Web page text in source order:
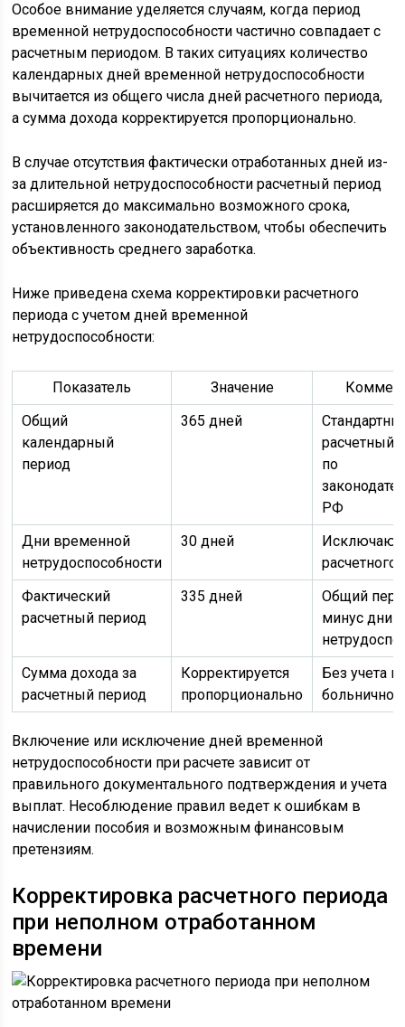
Особое внимание уделяется случаям, когда период
временной нетрудоспособности частично совпадает с
расчетным периодом. В таких ситуациях количество
календарных дней временной нетрудоспособности
вычитается из общего числа дней расчетного периода,
а сумма дохода корректируется пропорционально.
В случае отсутствия фактически отработанных дней из-
за длительной нетрудоспособности расчетный период
расширяется до максимально возможного срока,
установленного законодательством, чтобы обеспечить
объективность среднего заработка.
Ниже приведена схема корректировки расчетного
периода с учетом дней временной
нетрудоспособности:
Показатель Значение
Общий
календарный
период
365 дней
расчетный
по
РФ
Дни временной
нетрудоспособности
30 дней
расчетного
Фактический
расчетный период
335 дней
Общий
минус дни
Сумма дохода за
расчетный период
Корректируется
пропорционально
Без учета
Включение или исключение дней временной
нетрудоспособности при расчете зависит от
правильного документального подтверждения и учета
выплат. Несоблюдение правил ведет к ошибкам в
начислении пособия и возможным финансовым
претензиям.
Корректировка расчетного периода
при неполном отработанном
времени